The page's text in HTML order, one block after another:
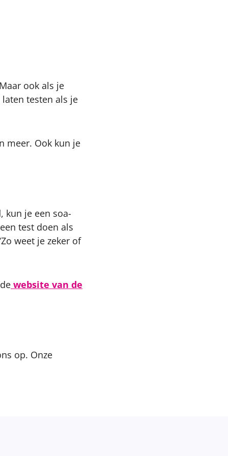
ook als je
testen als je
meer. Ook kun je
kun je een soa-
test doen als
weet je zeker of
website van de
op. Onze